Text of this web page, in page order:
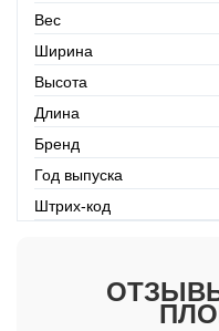
Вес
Ширина
Высота
Длина
Бренд
Год выпуска
Штрих-код